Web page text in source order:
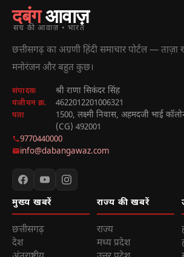
दबंगआवाज़
सच की आवाज़ • भारत
छत्तीसगढ़ का अग्रणी हिंदी समाचार पोर्टल —
मनोरंजन और बहुत कुछ।
संपादक श्री राणा सिकंदर सिंह
पंजीयन क्र. 4622012201006321
पता
1500, लक्ष्मी निवास, अहमदजी भाई
(CG) 492001
9770440000
info@dabangawaz.com
मुख्य खबरें
छत्तीसगढ़
देश
राज्य की खबरें
राज्य
मध्य प्रदेश